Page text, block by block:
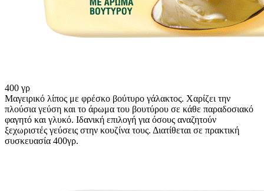
400 γρ
Μαγειρικό λίπος με φρέσκο βούτυρο γάλακτος. Χαρίζει την
πλούσια γεύση και το άρωμα του βουτύρου σε κάθε παραδοσιακό
φαγητό και γλυκό. Ιδανική επιλογή για όσους αναζητούν
ξεχωριστές γεύσεις στην κουζίνα τους. Διατίθεται σε πρακτική
συσκευασία 400γρ.